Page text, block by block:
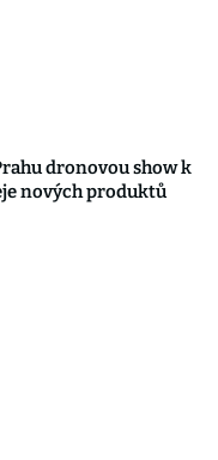
dronovou show k
nových produktů